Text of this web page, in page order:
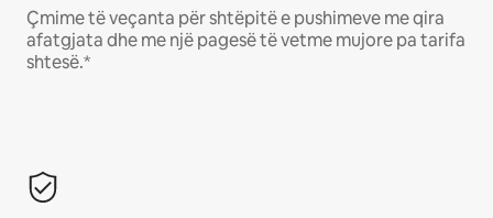
Çmime të veçanta për shtëpitë e pushimeve me qira
afatgjata dhe me një pagesë të vetme mujore pa tarifa
shtesë.*